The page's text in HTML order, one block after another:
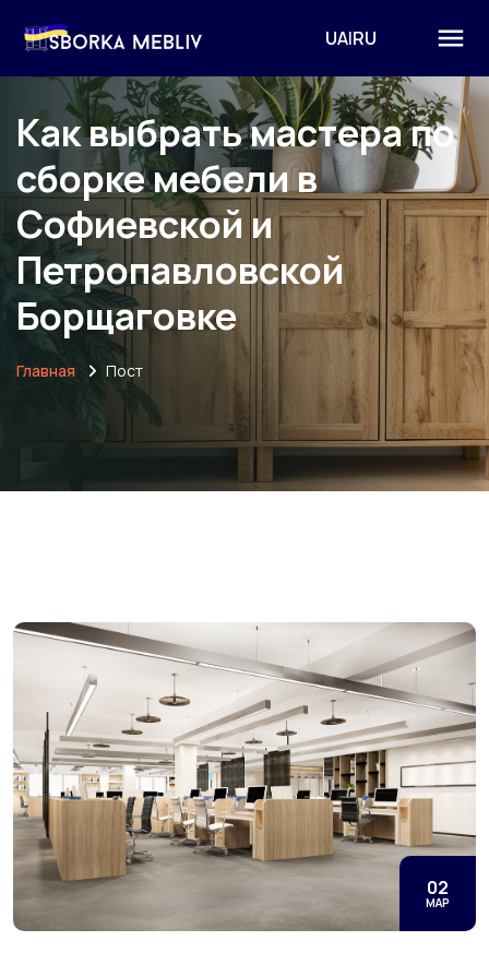
UA|RU
Как выбрать мастера по
сборке мебели в
Софиевской и
Петропавловской
Борщаговке
Главная Пост
02
МАР